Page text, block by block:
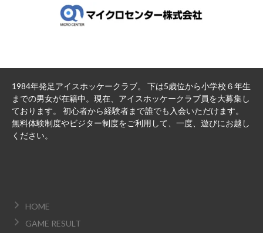
1984年発足アイスホッケークラブ。 下は5歳位から小学校６年生
までの男女が在籍中。現在、アイスホッケークラブ員を大募集し
ております。 初心者から経験者まで誰でも入会いただけます。
無料体験制度やビジター制度をご利用して、一度、遊びにお越し
ください。
HOME
GAME RESULT